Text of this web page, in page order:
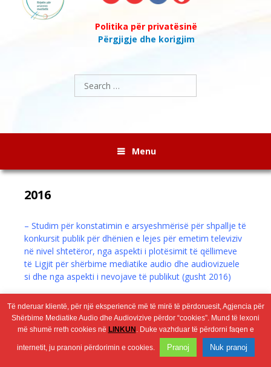
Politika për privatësinë
Përgjigje dhe korigjim
Search
for:
Menu
2016
– Studim për konstatimin e arsyeshmërisë për shpallje të
konkursit publik për dhënien e lejes për emetim televiziv
në nivel shtetëror, nga aspekti i plotësimit të qëllimeve
të Ligjit për shërbime mediatike audio dhe audiovizuele
si dhe nga aspekti i nevojave të publikut (gusht 2016)
Wingaga
provides
unique
and
2026 © Агенција за аудио и аудиовизуелни медиумски услуги
Të nderuar klientë, për një eksperiencë më të mirë të përdoruesit, Agjencia për
Shërbime Mediatike Audio dhe Audiovizive përdor “cookies”. Mund të lexoni
më shumë rreth cookies në LINKUN . Duke vazhduar të përdorni faqen e
internetit, ju pranoni përdorimin e cookies. Pranoj Nuk pranoj